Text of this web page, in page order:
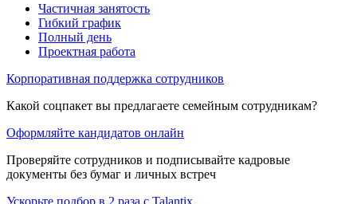
Частичная занятость
Гибкий график
Полный день
Проектная работа
Корпоративная поддержка сотрудников
Какой соцпакет вы предлагаете семейным сотрудникам?
Оформляйте кандидатов онлайн
Проверяйте сотрудников и подписывайте кадровые
документы без бумаг и личных встреч
Ускорьте подбор в 2 раза с Talantix